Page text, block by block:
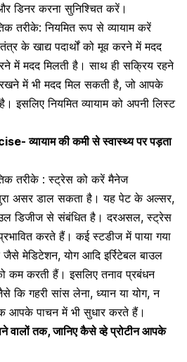
डिनर करना सुनिश्चित करें।
तरीके: नियमित रूप से व्यायाम करें
के खाद्य पदार्थों को मूव करने में मदद
में मदद मिलती है। साथ ही सक्रिय रहने
में भी मदद मिल सकती है, जो आपके
इसलिए नियमित व्यायाम को अपनी लिस्ट
व्यायाम की कमी से स्वास्थ्य पर पड़ता
तरीके : स्ट्रेस को करें मैनेज
असर डाल सकता है। यह पेट के अल्सर,
डिजीजसे संबंधित है। दरअसल, स्ट्रेस
करते हैं। कई स्टडीज में पाया गया
मेडिटेशन, योग आदि इर्रिटेबल बाउल
कम करती हैं। इसलिए तनाव प्रबंधन
कि गहरी सांस लेना, ध्यान या योग, न
आपके पाचन में भी सुधार करते हैं।
वालों तक, जानिए कैसे व्हे प्रोटीन आपके